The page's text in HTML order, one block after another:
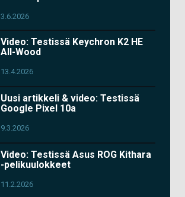
3.6.2026
Video: Testissä Keychron K2 HE
All-Wood
13.4.2026
Uusi artikkeli & video: Testissä
Google Pixel 10a
9.3.2026
Video: Testissä Asus ROG Kithara
-pelikuulokkeet
11.2.2026